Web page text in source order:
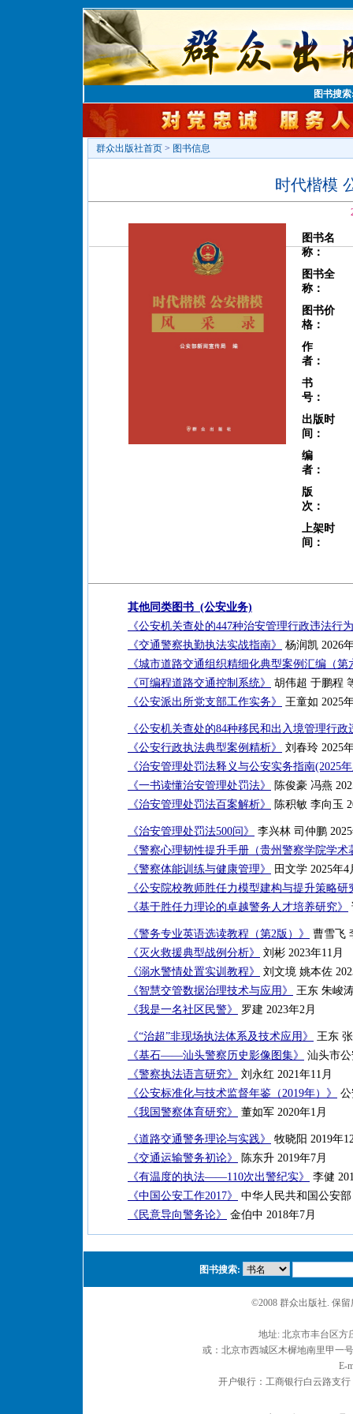
图书搜
群众出版社首页 > 图书信息
时代楷模
图书名
称：
图书全
称：
图书价
格：
作
者：
书
号：
出版时
间：
编
者：
版
次：
上架时
间：
其他同类图书 (公安业务)
《公安机关查处的447种治安管理行政违法行
《交通警察执勤执法实战指南》
杨润凯 2026
《城市道路交通组织精细化典型案例汇编（第
《可编程道路交通控制系统》
胡伟超 于鹏程
《公安派出所党支部工作实务》
王童如 2025
《公安机关查处的84种移民和出入境管理行
《公安行政执法典型案例精析》
刘春玲 2025
《治安管理处罚法释义与公安实务指南(2025
《一书读懂治安管理处罚法》
陈俊豪 冯燕
《治安管理处罚法百案解析》
陈积敏 李向玉
《治安管理处罚法500问》
李兴林 司仲鹏
《警察心理韧性提升手册（贵州警察学院学
《警察体能训练与健康管理》
田文学 2025年4
《公安院校教师胜任力模型建构与提升策略研
《基于胜任力理论的卓越警务人才培养研究》
《警务专业英语选读教程（第2版）》
曹雪飞
《灭火救援典型战例分析》
刘彬 2023年11月
《溺水警情处置实训教程》
刘文境 姚本佐
《智慧交管数据治理技术与应用》
王东 朱峻
《我是一名社区民警》
罗建 2023年2月
《“治超”非现场执法体系及技术应用》
王东
《基石——汕头警察历史影像图集》
汕头市
《警察执法语言研究》
刘永红 2021年11月
《公安标准化与技术监督年鉴（2019年）》
《我国警察体育研究》
董如军 2020年1月
《道路交通警务理论与实践》
牧晓阳 2019年
《交通运输警务初论》
陈东升 2019年7月
《有温度的执法——110次出警纪实》
李健
《中国公安工作2017》
中华人民共和国公安部
《民意导向警务论》
金伯中 2018年7月
图书搜索:
©2008 群众出版社. 保
地址: 北京市丰台区
或：北京市西城区木樨地南里甲一
E-
开户银行：工商银行白云路支